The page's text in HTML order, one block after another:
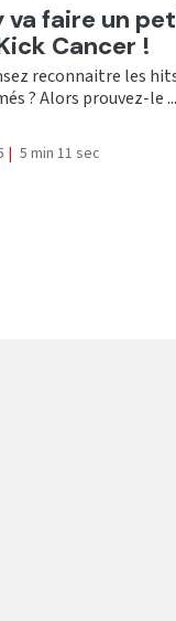
va faire un
Cancer !
reconnaitre les
? Alors prouvez-le ...
| 5 min 11 sec